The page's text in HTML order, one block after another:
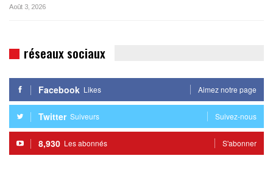
Août 3, 2026
réseaux sociaux
Facebook Likes Aimez notre page
Twitter Suiveurs Suivez-nous
8,930 Les abonnés S'abonner